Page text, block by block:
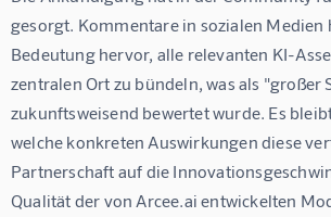
gesorgt. Kommentare in sozialen Medien
Bedeutung hervor, alle relevanten KI-
zentralen Ort zu bündeln, was als "großer
zukunftsweisend bewertet wurde. Es
welche konkreten Auswirkungen diese
Partnerschaft auf die
Qualität der von Arcee.ai entwickelten